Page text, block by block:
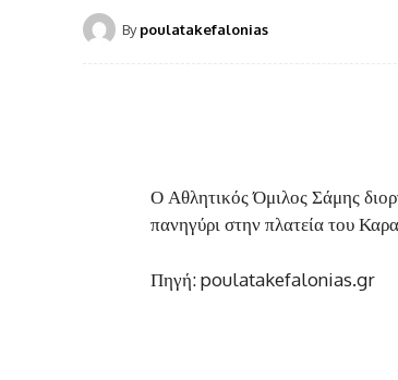
By poulatakefalonias
Ο Αθλητικός Όμιλος Σάμης
πανηγύρι στην πλατεία του
Πηγή: poulatakefalonias.gr